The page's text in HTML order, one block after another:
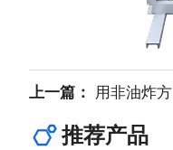
上一篇： 用非油炸方便面机做健康美食
推荐产品